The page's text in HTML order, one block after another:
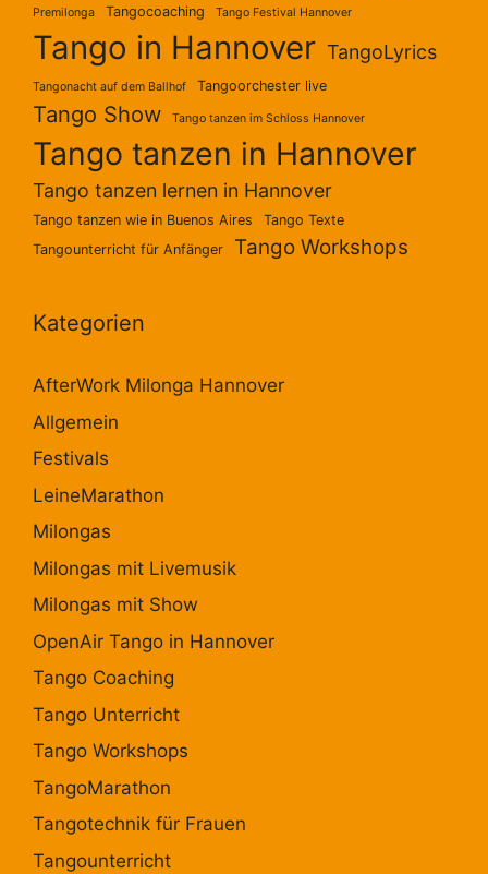
Premilonga
Tangocoaching Tango Festival Hannover
Tango in Hannover TangoLyrics
Tangonacht auf dem Ballhof Tangoorchester live
Tango Show Tango tanzen im Schloss Hannover
Tango tanzen in Hannover
Tango tanzen lernen in Hannover
Tango tanzen wie in Buenos Aires
Tango Texte
Tangounterricht für Anfänger
Tango Workshops
Kategorien
AfterWork Milonga Hannover
Allgemein
Festivals
LeineMarathon
Milongas
Milongas mit Livemusik
Milongas mit Show
OpenAir Tango in Hannover
Tango Coaching
Tango Unterricht
Tango Workshops
TangoMarathon
Tangotechnik für Frauen
Tangounterricht